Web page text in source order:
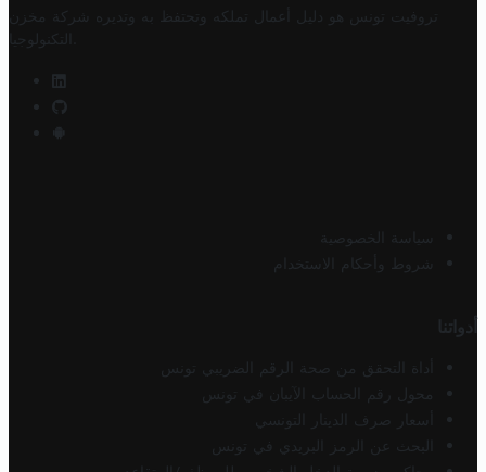
تروفيت تونس هو دليل أعمال تملكه وتحتفظ به وتديره
شركة مخزن
التكنولوجيا
سياسة الخصوصية
شروط وأحكام الاستخدام
أدواتنا
أداة التحقق من صحة الرقم الضريبي تونس
محول رقم الحساب الآيبان في تونس
أسعار صرف الدينار التونسي
البحث عن الرمز البريدي في تونس